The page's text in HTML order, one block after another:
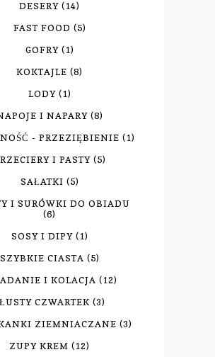
DESERY (14)
FAST FOOD (5)
GOFRY (1)
KOKTAJLE (8)
LODY (1)
I NAPARY (8)
- PRZEZIĘBIENIE (1)
I PASTY (5)
SAŁATKI (5)
I SURÓWKI DO OBIADU
(6)
SOSY I DIPY (1)
SZYBKIE CIASTA (5)
I KOLACJA (12)
CZWARTEK (3)
ZIEMNIACZANE (3)
ZUPY KREM (12)